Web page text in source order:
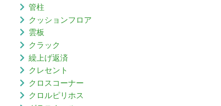
管柱
クッションフロア
雲板
クラック
繰上げ返済
クレセント
クロスコーナー
クロルピリホス